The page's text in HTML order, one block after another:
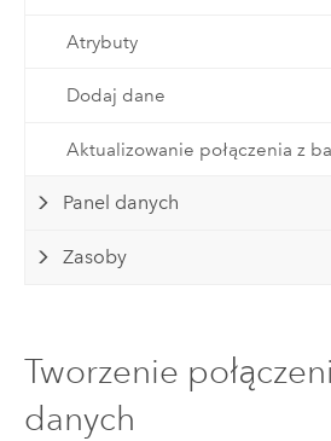
Atrybuty
Dodaj dane
Aktualizowanie połączenia z
Panel danych
Zasoby
Tworzenie
danych